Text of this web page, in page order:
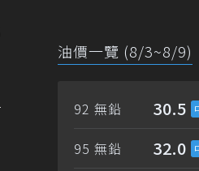
油價一覽 (8/3~8/9)
92 無鉛 30.5
95 無鉛 32.0